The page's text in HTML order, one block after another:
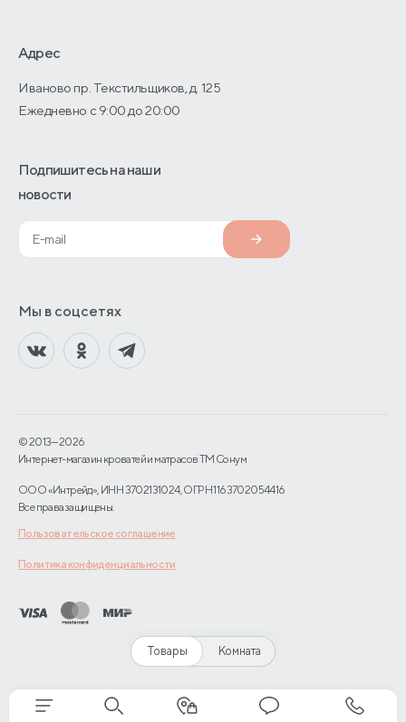
Товары Комната
О производстве
Адрес
Иваново пр. Текстильщиков, д. 125
Ежедневно с 9:00 до 20:00
Подпишитесь на наши
новости
Мы в соцсетях
© 2013—2026
Интернет-магазин кроватей и матрасов TM Сонум
ООО «Интрейд», ИНН 3702131024, ОГРН 1163702054416
Все права защищены.
Пользовательское соглашение
Политика конфиденциальности